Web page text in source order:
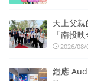
天上父
「南投
2026/08/
鎧應